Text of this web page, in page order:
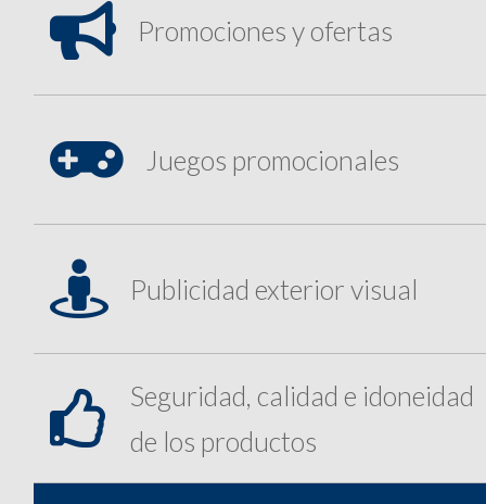
 Promociones y ofertas
 Juegos promocionales
 Publicidad exterior visual

Seguridad, calidad e idoneidad
de los productos